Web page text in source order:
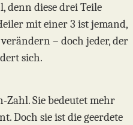
denn diese drei Teile
mit einer 3 ist jemand,
– doch jeder, der
sich.
Zahl. Sie bedeutet mehr
Doch sie ist die geerdete